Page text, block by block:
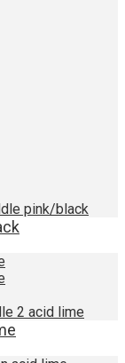
pink/black
2 acid lime